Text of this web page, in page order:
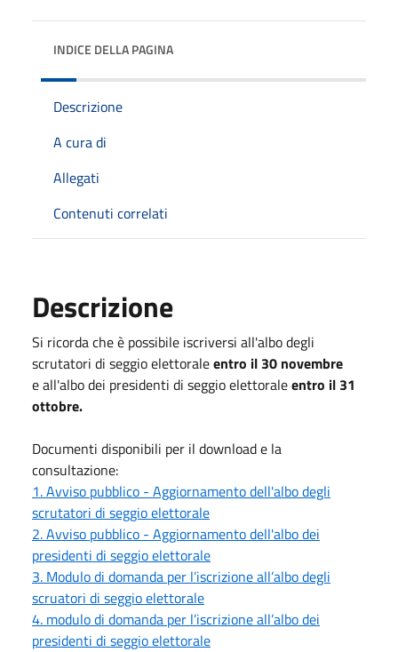
INDICE DELLA PAGINA
Descrizione
A cura di
Allegati
Contenuti correlati
Descrizione
Si ricorda che è possibile iscriversi all'albo degli
scrutatori di seggio elettoraleentro il 30 novembre
e all'albo dei presidenti di seggio elettoraleentro il 31
ottobre.
Documenti disponibili per il download e la
consultazione:
1. Avviso pubblico - Aggiornamento dell'albo degli
scrutatori di seggio elettorale
2. Avviso pubblico - Aggiornamento dell'albo dei
presidenti di seggio elettorale
3. Modulo di domanda per l’iscrizione all’albo degli
scruatori di seggio elettorale
4. modulo di domanda per l’iscrizione all’albo dei
presidenti di seggio elettorale